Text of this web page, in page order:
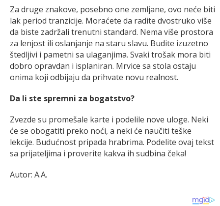
Za druge znakove, posebno one zemljane, ovo neće biti
lak period tranzicije. Moraćete da radite dvostruko više
da biste zadržali trenutni standard. Nema više prostora
za lenjost ili oslanjanje na staru slavu. Budite izuzetno
štedljivi i pametni sa ulaganjima. Svaki trošak mora biti
dobro opravdan i isplaniran. Mrvice sa stola ostaju
onima koji odbijaju da prihvate novu realnost.
Da li ste spremni za bogatstvo?
Zvezde su promešale karte i podelile nove uloge. Neki
će se obogatiti preko noći, a neki će naučiti teške
lekcije. Budućnost pripada hrabrima. Podelite ovaj tekst
sa prijateljima i proverite kakva ih sudbina čeka!
Autor: A.A.